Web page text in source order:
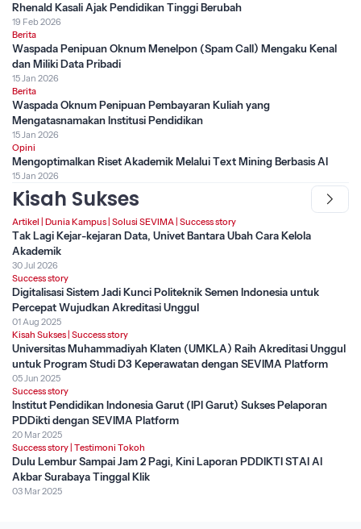
Rhenald Kasali Ajak Pendidikan Tinggi Berubah
19 Feb 2026
Berita
Waspada Penipuan Oknum Menelpon (Spam Call) Mengaku Kenal
dan Miliki Data Pribadi
15 Jan 2026
Berita
Waspada Oknum Penipuan Pembayaran Kuliah yang
Mengatasnamakan Institusi Pendidikan
15 Jan 2026
Opini
Mengoptimalkan Riset Akademik Melalui Text Mining Berbasis AI
15 Jan 2026
Kisah Sukses
Artikel Dunia Kampus Solusi SEVIMA Success story
Tak Lagi Kejar-kejaran Data, Univet Bantara Ubah Cara Kelola
Akademik
30 Jul 2026
Success story
Digitalisasi Sistem Jadi Kunci Politeknik Semen Indonesia untuk
Percepat Wujudkan Akreditasi Unggul
01 Aug 2025
Kisah Sukses Success story
Universitas Muhammadiyah Klaten (UMKLA) Raih Akreditasi Unggul
untuk Program Studi D3 Keperawatan dengan SEVIMA Platform
05 Jun 2025
Success story
Institut Pendidikan Indonesia Garut (IPI Garut) Sukses Pelaporan
PDDikti dengan SEVIMA Platform
20 Mar 2025
Success story Testimoni Tokoh
Dulu Lembur Sampai Jam 2 Pagi, Kini Laporan PDDIKTI STAI Al
Akbar Surabaya Tinggal Klik
03 Mar 2025